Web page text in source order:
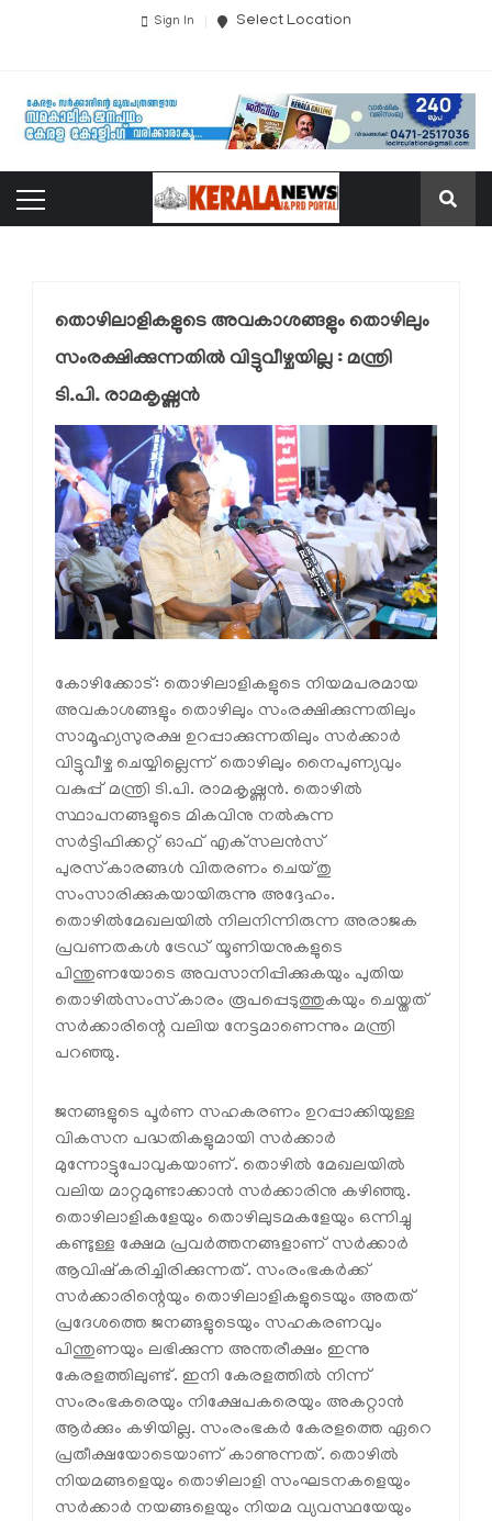
Sign In Select Location
തൊഴിലാളികളുടെ അവകാശങ്ങളും തൊഴിലും
സംരക്ഷിക്കുന്നതില്‍ വിട്ടുവീഴ്ചയില്ല : മന്ത്രി
ടി.പി. രാമകൃഷ്ണന്‍
കോഴിക്കോട്: തൊഴിലാളികളുടെ നിയമപരമായ
അവകാശങ്ങളും തൊഴിലും സംരക്ഷിക്കുന്നതിലും
സാമൂഹ്യസുരക്ഷ ഉറപ്പാക്കുന്നതിലും സര്‍ക്കാര്‍
വിട്ടുവീഴ്ച ചെയ്യില്ലെന്ന് തൊഴിലും നൈപുണ്യവും
വകുപ്പ് മന്ത്രി ടി.പി. രാമകൃഷ്ണന്‍. തൊഴില്‍
സ്ഥാപനങ്ങളുടെ മികവിനു നല്‍കുന്ന
സര്‍ട്ടിഫിക്കറ്റ് ഓഫ് എക്‌സലന്‍സ്
പുരസ്‌കാരങ്ങള്‍ വിതരണം ചെയ്തു
സംസാരിക്കുകയായിരുന്നു അദ്ദേഹം.
തൊഴില്‍മേഖലയില്‍ നിലനിന്നിരുന്ന അരാജക
പ്രവണതകള്‍ ട്രേഡ് യൂണിയനുകളുടെ
പിന്തുണയോടെ അവസാനിപ്പിക്കുകയും പുതിയ
തൊഴില്‍സംസ്‌കാരം രൂപപ്പെടുത്തുകയും ചെയ്തത്
സര്‍ക്കാരിന്റെ വലിയ നേട്ടമാണെന്നും മന്ത്രി
പറഞ്ഞു.
ജനങ്ങളുടെ പൂര്‍ണ സഹകരണം ഉറപ്പാക്കിയുള്ള
വികസന പദ്ധതികളുമായി സര്‍ക്കാര്‍
മുന്നോട്ടുപോവുകയാണ്. തൊഴില്‍ മേഖലയില്‍
വലിയ മാറ്റമുണ്ടാക്കാന്‍ സര്‍ക്കാരിനു കഴിഞ്ഞു.
തൊഴിലാളികളേയും തൊഴിലുടമകളേയും ഒന്നിച്ചു
കണ്ടുള്ള ക്ഷേമ പ്രവര്‍ത്തനങ്ങളാണ് സര്‍ക്കാര്‍
ആവിഷ്‌കരിച്ചിരിക്കുന്നത്. സംരംഭകര്‍ക്ക്
സര്‍ക്കാരിന്റെയും തൊഴിലാളികളുടെയും അതത്
പ്രദേശത്തെ ജനങ്ങളുടെയും സഹകരണവും
പിന്തുണയും ലഭിക്കുന്ന അന്തരീക്ഷം ഇന്നു
കേരളത്തിലുണ്ട്. ഇനി കേരളത്തില്‍ നിന്ന്
സംരംഭകരെയും നിക്ഷേപകരെയും അകറ്റാന്‍
ആര്‍ക്കും കഴിയില്ല. സംരംഭകര്‍ കേരളത്തെ ഏറെ
പ്രതീക്ഷയോടെയാണ് കാണുന്നത്. തൊഴില്‍
നിയമങ്ങളെയും തൊഴിലാളി സംഘടനകളെയും
സര്‍ക്കാര്‍ നയങ്ങളെയും നിയമ വ്യവസ്ഥയേയും